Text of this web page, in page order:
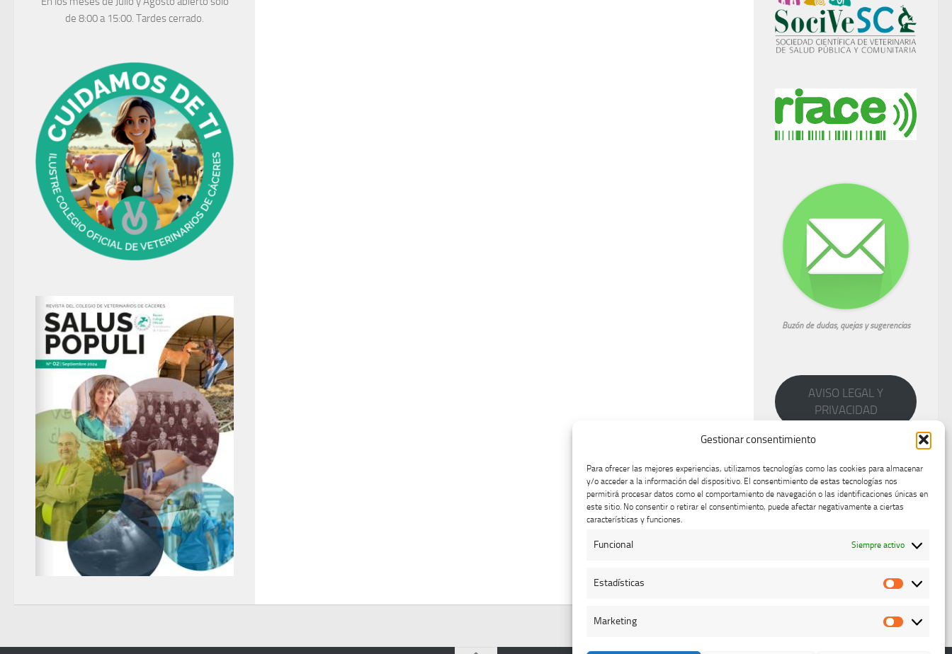
Gestionar consentimiento
Para ofrecer las mejores experiencias, utilizamos tecnologías como las cookies para almacenar
y/o acceder a la información del dispositivo. El consentimiento de estas tecnologías nos
permitirá procesar datos como el comportamiento de navegación o las identificaciones únicas en
este sitio. No consentir o retirar el consentimiento, puede afectar negativamente a ciertas
características y funciones.
Funcional Siempre activo
Estadísticas
Marketing
Marketing
de 8:00 a 15:00. Tardes cerrado.
Buzón de dudas, quejas y sugerencias
AVISO LEGAL Y
PRIVACIDAD